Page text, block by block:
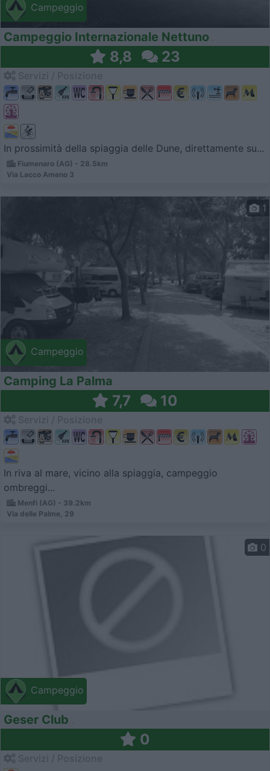
Campeggio
Campeggio Internazionale Nettuno
8,8 23
In prossimità della spiaggia delle Dune, direttamente su...
Fiumenaro (AG) - 28.5km
Via Lacco Ameno 3
Campeggio
1
Camping La Palma
7,7 10
In riva al mare, vicino alla spiaggia, campeggio
ombreggi...
Menfi (AG) - 39.2km
Via delle Palme, 29
Campeggio
0
Geser Club
0